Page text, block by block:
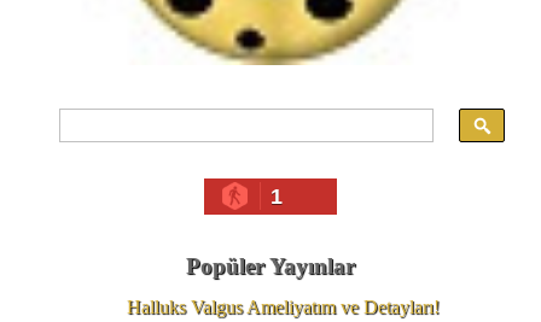
1
Popüler Yayınlar
Halluks Valgus Ameliyatım ve Detayları!